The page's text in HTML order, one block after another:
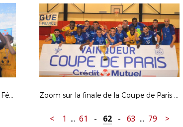
La Coupe de Paris Crédit Mutuel IDF Féminines seniors Zoom sur la finale de la Coupe de Paris Crédit Mutuel IDF Futsal
< 1 ... 61 - 62 - 63 ... 79 >